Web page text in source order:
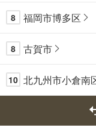
8 福岡市博多区
8 古賀市
10 北九州市小倉南